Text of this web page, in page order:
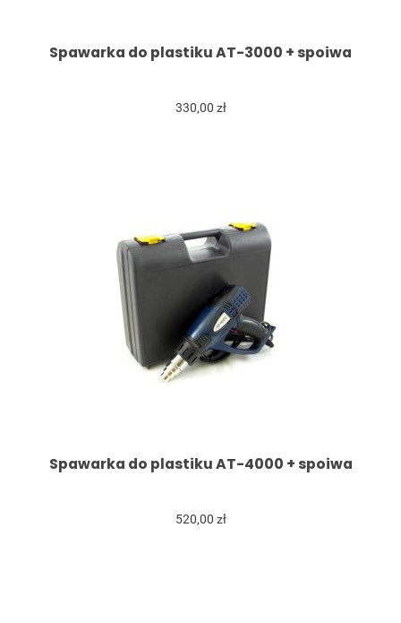
Spawarka do plastiku AT-3000 + spoiwa
330,00 zł
Spawarka do plastiku AT-4000 + spoiwa
520,00 zł